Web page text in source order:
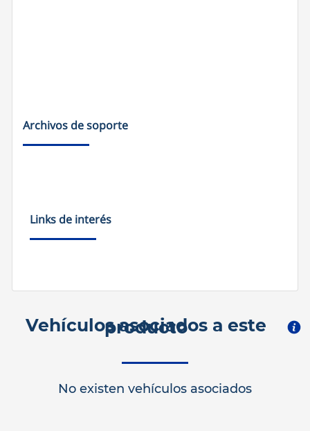
Archivos de soporte
Links de interés
Vehículos asociados a este
producto
No existen vehículos asociados